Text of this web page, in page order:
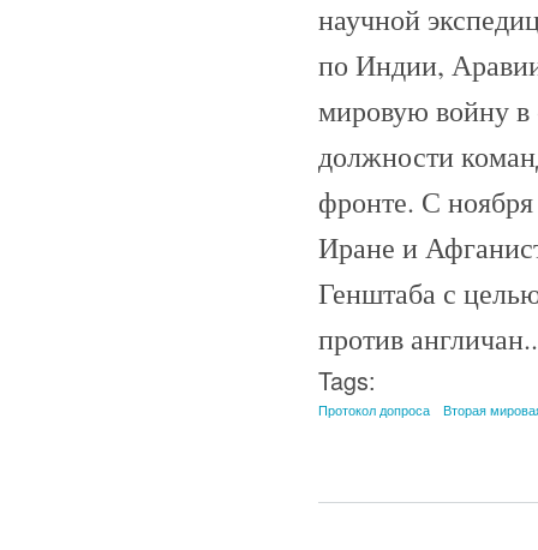
научной
по Индии,
мировую войну в
должности
фронте. С
Иране и
Генштаба с
против
Tags:
Протокол допроса Вторая